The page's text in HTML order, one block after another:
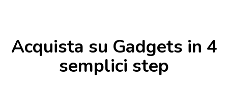
Acquista su Gadgets in 4
semplici step